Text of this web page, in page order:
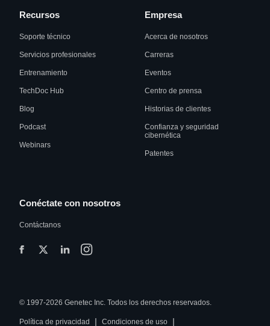
Recursos
Soporte técnico
Servicios profesionales
Entrenamiento
TechDoc Hub
Blog
Podcast
Webinars
Empresa
Acerca de nosotros
Carreras
Eventos
Centro de prensa
Historias de clientes
Confianza y seguridad
cibernética
Patentes
Conéctate con nosotros
Contáctanos
© 1997-2026 Genetec Inc. Todos los derechos reservados.
Política de privacidad | Condiciones de uso |